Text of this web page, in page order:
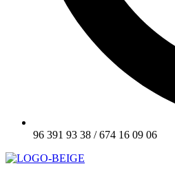
96 391 93 38 / 674 16 09 06